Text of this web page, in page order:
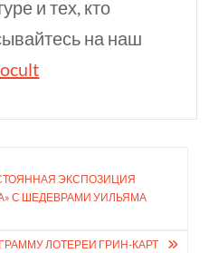
и тех, кто
на наш
ЭКСПОЗИЦИЯ
С ШЕДЕВРАМИ УИЛЬЯМА
ЛОТЕРЕИ ГРИН-КАРТ